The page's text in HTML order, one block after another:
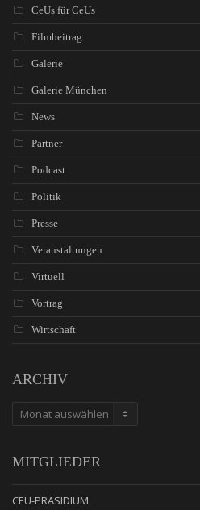
CeUs für CeUs
Filmbeitrag
Galerie
Galerie München
News
Partner
Podcast
Politik
Presse
Veranstaltungen
Virtuell
Vortrag
Wirtschaft
ARCHIV
ARCHIV
MITGLIEDER
CEU-PRÄSIDIUM